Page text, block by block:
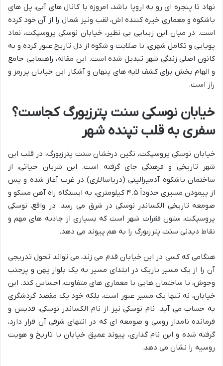
نهاد تا پنجره ای رو به اروپا باشد، امروزه با کانال های آبی، پل های
باشکوه و معماری خیره کننده اش، لقب ونیز شمال را از آن خود کرده
است. در میان این زیبایی بی نظیر، خیابان نوسکی پروسپکت، نماد
پویایی و تکامل شهری، با صلابت و شکوه از دل تاریخ عبور کرده و به
کانون اصلی زندگی شهر تبدیل شده است. این مقاله، راهنمایی جامع
و الهام بخش برای کشف لایه های پنهان و آشکار این خیابان پررمز و
راز است.
خیابان نوسکی سنت پترزبورگ کجاست؟
سفری به قلب تپنده شهر
خیابان نوسکی پروسپکت، نگین درخشان سنت پترزبورگ، در قلب این
شهر تاریخی و فرهنگی جای گرفته است. این شریان حیاتی، از
ساختمان باشکوه آدمیرالیتی (دریاسالاری) در غرب آغاز شده و پس
از پیمودن مسیری حدوداً ۴.۵ کیلومتری، به ایستگاه راه آهن مسکو و
صومعه تاریخی الکساندر نوسکی در شرق می رسد. در واقع، نوسکی
پروسپکت، ستون فقرات شهر است که بسیاری از جاذبه های مهم و
نقاط دیدنی سنت پترزبورگ را به هم پیوند می دهد.
هنگامی که کسی در این خیابان قدم می زند، می تواند تحول تدریجی
آن را از یک مسیر باریک در ابتدای مسیر به یک بلوار پهن و پرجنب
وجوش، با ساختمان هایی با معماری های متفاوت، احساس کند. این
خیابان، نه تنها یک مسیر عبور است، بلکه خود یک مقصد گردشگری
به حساب می آید. نام نوسکی نیز از نام الکساندر نوسکی، قدیس و
فرمانده نامدار روسی و صومعه ای که در انتهای شرقی آن قرار دارد،
گرفته شده و این نام گذاری، پیوند عمیق خیابان با تاریخ و هویت
روسیه را نشان می دهد.